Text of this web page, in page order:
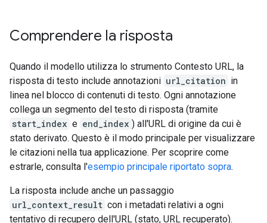
Comprendere la risposta
Quando il modello utilizza lo strumento Contesto URL, la
risposta di testo include annotazioni url_citation in
linea nel blocco di contenuti di testo. Ogni annotazione
collega un segmento del testo di risposta (tramite
start_index e end_index ) all'URL di origine da cui è
stato derivato. Questo è il modo principale per visualizzare
le citazioni nella tua applicazione. Per scoprire come
estrarle, consulta l'esempio principale riportato sopra.
La risposta include anche un passaggio
url_context_result con i metadati relativi a ogni
tentativo di recupero dell'URL (stato, URL recuperato).